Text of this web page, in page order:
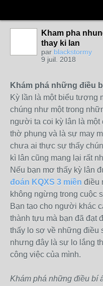
Kham pha
thay ki lan
par blackstormy
9 juil. 2018
Khám phá những điều
Kỳ lần là một biểu tượng
chúng như một trong
người ta coi kỳ lân là một
thờ phụng và là sự may
chưa ai thực sự thấy
kì lân cũng mang lại rất
Nếu bạn mơ thấy kỳ lân
đoán KQXS 3 miền điều
không ngừng trong cuộc
Bạn tạo cho người khác
thành tựu mà bạn đã đạt
thấy lo sợ về những điều
nhưng đây là sự lo lắng
công việc của mình.
Khám phá những điều bí